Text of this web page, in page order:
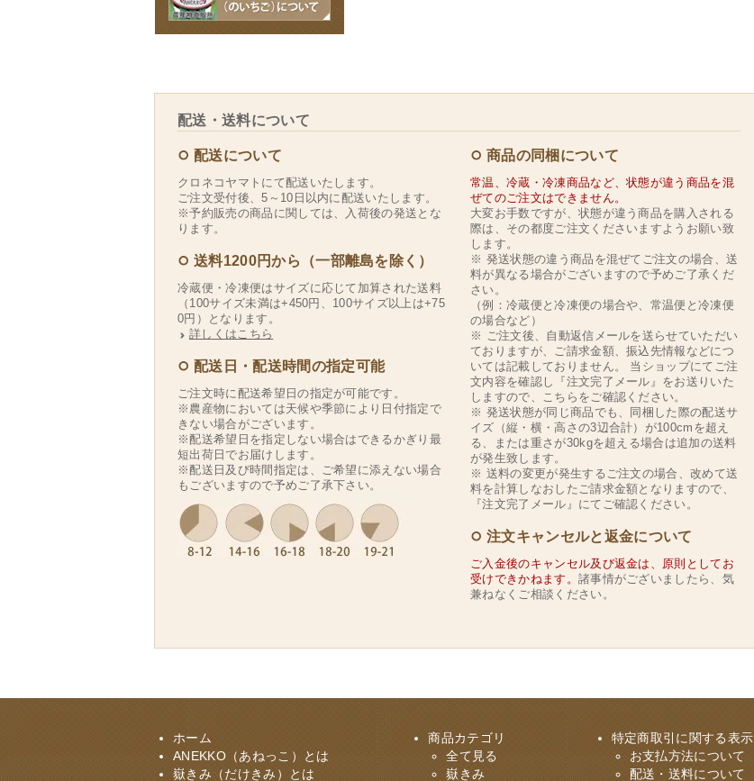
配送・送料について
配送について
クロネコヤマトにて配送いたします。
ご注文受付後、5～10日以内に配送いたします。
※予約販売の商品に関しては、入荷後の発送とな
ります。
送料1200円から（一部離島を除く）
冷蔵便・冷凍便はサイズに応じて加算された送料
（100サイズ未満は+450円、100サイズ以上は+75
0円）となります。
詳しくはこちら
配送日・配送時間の指定可能
ご注文時に配送希望日の指定が可能です。
※農産物においては天候や季節により日付指定で
きない場合がございます。
※配送希望日を指定しない場合はできるかぎり最
短出荷日でお届けします。
※配送日及び時間指定は、ご希望に添えない場合
もございますので予めご了承下さい。
商品の同梱について
常温、冷蔵・冷凍商品など、状態が違う商品を混
ぜてのご注文はできません。
大変お手数ですが、状態が違う商品を購入される
際は、その都度ご注文くださいますようお願い致
します。
※ 発送状態の違う商品を混ぜてご注文の場合、送
料が異なる場合がございますので予めご了承くだ
さい。
（例：冷蔵便と冷凍便の場合や、常温便と冷凍便
の場合など）
※ ご注文後、自動返信メールを送らせていただい
ておりますが、ご請求金額、振込先情報などにつ
いては記載しておりません。 当ショップにてご注
文内容を確認し『注文完了メール』をお送りいた
しますので、こちらをご確認ください。
※ 発送状態が同じ商品でも、同梱した際の配送サ
イズ（縦・横・高さの3辺合計）が100cmを超え
る、または重さが30kgを超える場合は追加の送料
が発生致します。
※ 送料の変更が発生するご注文の場合、改めて送
料を計算しなおしたご請求金額となりますので、
『注文完了メール』にてご確認ください。
注文キャンセルと返金について
ご入金後のキャンセル及び返金は、原則としてお
受けできかねます。 諸事情がございましたら、気
兼ねなくご相談ください。
ホーム
ANEKKO（あねっこ）とは
嶽きみ（だけきみ）とは
商品カテゴリ
全て見る
嶽きみ
特定商取引に関する表示
お支払方法について
配送・送料について